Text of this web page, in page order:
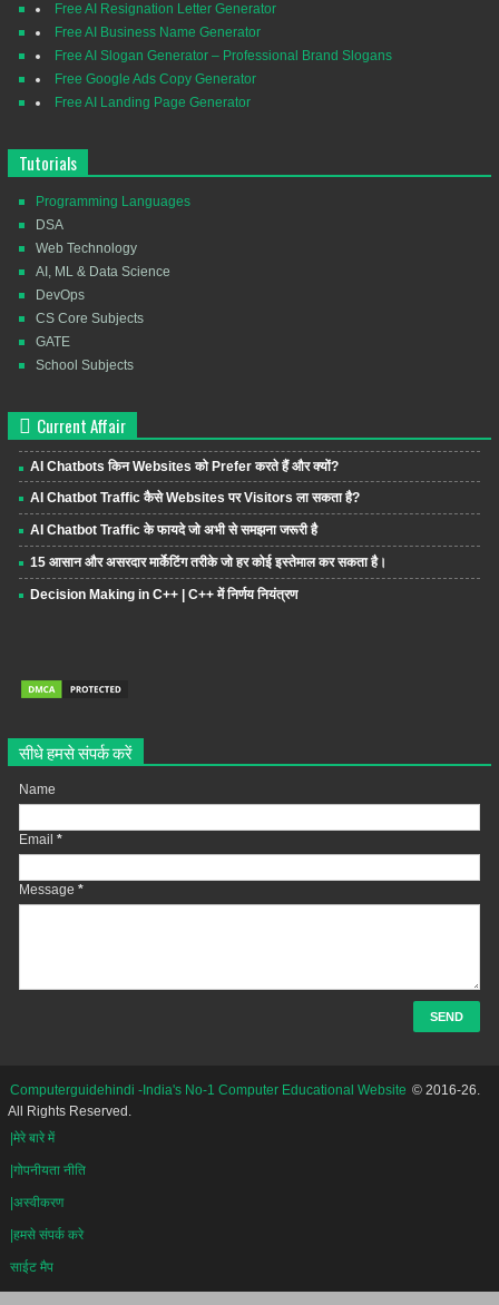
Free AI Resignation Letter Generator
Free AI Business Name Generator
Free AI Slogan Generator – Professional Brand Slogans
Free Google Ads Copy Generator
Free AI Landing Page Generator
Tutorials
Programming Languages
DSA
Web Technology
AI, ML & Data Science
DevOps
CS Core Subjects
GATE
School Subjects
Current Affair
AI Chatbots किन Websites को Prefer करते हैं और क्यों?
AI Chatbot Traffic कैसे Websites पर Visitors ला सकता है?
AI Chatbot Traffic के फायदे जो अभी से समझना जरूरी है
15 आसान और असरदार मार्केटिंग तरीके जो हर कोई इस्तेमाल कर सकता है।
Decision Making in C++ | C++ में निर्णय नियंत्रण
सीधे हमसे संपर्क करें
Name
Email *
Message *
Computerguidehindi -India's No-1 Computer Educational Website © 2016-26.
All Rights Reserved.
|मेरे बारे में
|गोपनीयता नीति
|अस्वीकरण
|हमसे संपर्क करे
साईट मैप